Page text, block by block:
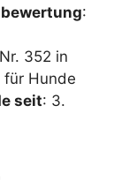
:
352 in
für Hunde
seit: 3.